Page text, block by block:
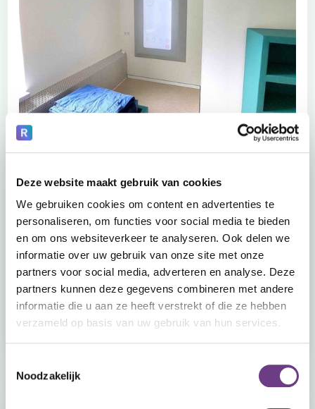
Deze website maakt gebruik van cookies
We gebruiken cookies om content en advertenties te
personaliseren, om functies voor social media te bieden
en om ons websiteverkeer te analyseren. Ook delen we
informatie over uw gebruik van onze site met onze
partners voor social media, adverteren en analyse. Deze
partners kunnen deze gegevens combineren met andere
informatie die u aan ze heeft verstrekt of die ze hebben
verzameld op basis van uw gebruik van hun services.
Noodzakelijk
GGZ
Veilig in contact blijven met cliënten
De Van der Hoeven Kliniek is een kliniek voor forensische
psychiatrie. De patiënten hebben een strafmaatregel en er
is sprake van complexe psychiatrische problematiek. Met
CoWin Halo kunnen...
Lees verder